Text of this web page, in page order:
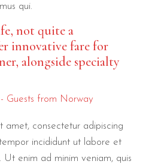
qui.
not quite a
innovative fare for
alongside specialty
Guests from Norway
amet, consectetur adipiscing
incididunt ut labore et
Ut enim ad minim veniam, quis